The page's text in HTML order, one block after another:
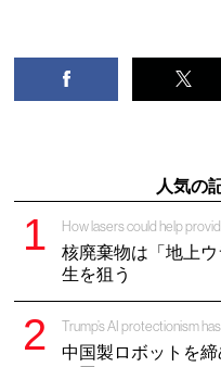
人気の
How lasers could help
核廃棄物は「地上
生を狙う
Trump’s AI protectionism
中国製ロボットを